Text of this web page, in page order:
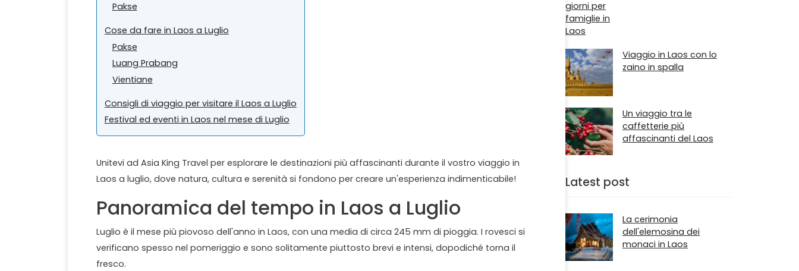
Pakse
Cose da fare in Laos a Luglio
Pakse
Luang Prabang
Vientiane
Consigli di viaggio per visitare il Laos a Luglio
Festival ed eventi in Laos nel mese di Luglio
Unitevi ad Asia King Travel per esplorare le destinazioni più affascinanti durante il vostro viaggio in
Laos a luglio, dove natura, cultura e serenità si fondono per creare un'esperienza indimenticabile!
Panoramica del tempo in Laos a Luglio
Luglio è il mese più piovoso dell'anno in Laos, con una media di circa 245 mm di pioggia. I rovesci si
verificano spesso nel pomeriggio e sono solitamente piuttosto brevi e intensi, dopodiché torna il
fresco.
Viaggio in Laos con lo
zaino in spalla
Un viaggio tra le
caffetterie più
affascinanti del Laos
Latest post
La cerimonia
dell'elemosina dei
monaci in Laos